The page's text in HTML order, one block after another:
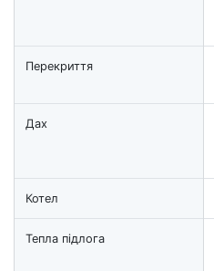
Перекриття
Дах
Котел
Тепла підлога